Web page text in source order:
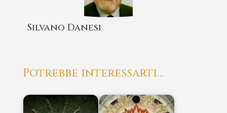
Silvano Danesi
Potrebbe interessarti…